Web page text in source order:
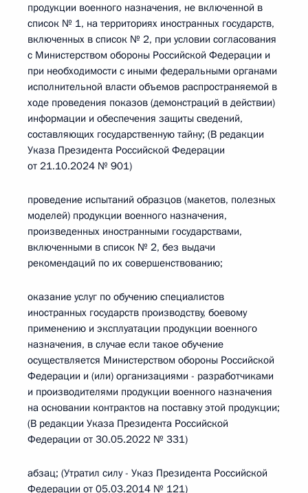
продукции военного назначения, не включенной в
список № 1, на территориях иностранных государств,
включенных в список № 2, при условии согласования
с Министерством обороны Российской Федерации и
при необходимости с иными федеральными органами
исполнительной власти объемов распространяемой в
ходе проведения показов (демонстраций в действии)
информации и обеспечения защиты сведений,
составляющих государственную тайну; (В редакции
Указа Президента Российской Федерации
от 21.10.2024 № 901)
проведение испытаний образцов (макетов, полезных
моделей) продукции военного назначения,
произведенных иностранными государствами,
включенными в список № 2, без выдачи
рекомендаций по их совершенствованию;
оказание услуг по обучению специалистов
иностранных государств производству, боевому
применению и эксплуатации продукции военного
назначения, в случае если такое обучение
осуществляется Министерством обороны Российской
Федерации и (или) организациями - разработчиками
и производителями продукции военного назначения
на основании контрактов на поставку этой продукции;
(В редакции Указа Президента Российской
Федерации от 30.05.2022 № 331)
абзац; (Утратил силу - Указ Президента Российской
Федерации от 05.03.2014 № 121)